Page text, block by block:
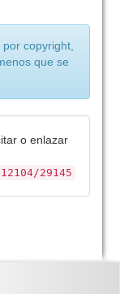
copyright,
que se
o enlazar
29145